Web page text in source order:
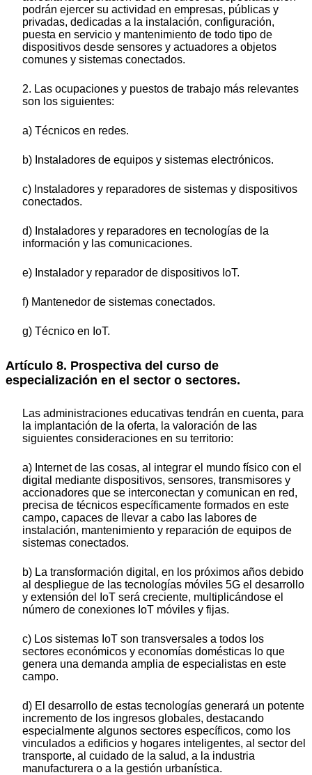
podrán ejercer su actividad en empresas, públicas y
privadas, dedicadas a la instalación, configuración,
puesta en servicio y mantenimiento de todo tipo de
dispositivos desde sensores y actuadores a objetos
comunes y sistemas conectados.
2. Las ocupaciones y puestos de trabajo más relevantes
son los siguientes:
a) Técnicos en redes.
b) Instaladores de equipos y sistemas electrónicos.
c) Instaladores y reparadores de sistemas y dispositivos
conectados.
d) Instaladores y reparadores en tecnologías de la
información y las comunicaciones.
e) Instalador y reparador de dispositivos IoT.
f) Mantenedor de sistemas conectados.
g) Técnico en IoT.
Artículo 8. Prospectiva del curso de
especialización en el sector o sectores.
Las administraciones educativas tendrán en cuenta, para
la implantación de la oferta, la valoración de las
siguientes consideraciones en su territorio:
a) Internet de las cosas, al integrar el mundo físico con el
digital mediante dispositivos, sensores, transmisores y
accionadores que se interconectan y comunican en red,
precisa de técnicos específicamente formados en este
campo, capaces de llevar a cabo las labores de
instalación, mantenimiento y reparación de equipos de
sistemas conectados.
b) La transformación digital, en los próximos años debido
al despliegue de las tecnologías móviles 5G el desarrollo
y extensión del IoT será creciente, multiplicándose el
número de conexiones IoT móviles y fijas.
c) Los sistemas IoT son transversales a todos los
sectores económicos y economías domésticas lo que
genera una demanda amplia de especialistas en este
campo.
d) El desarrollo de estas tecnologías generará un potente
incremento de los ingresos globales, destacando
especialmente algunos sectores específicos, como los
vinculados a edificios y hogares inteligentes, al sector del
transporte, al cuidado de la salud, a la industria
manufacturera o a la gestión urbanística.